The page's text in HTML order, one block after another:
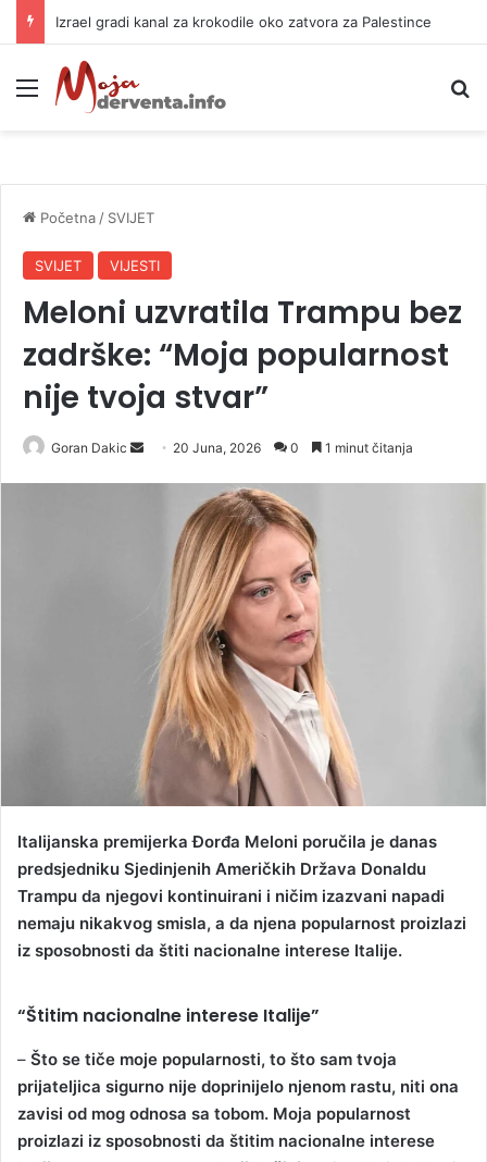
Izrael gradi kanal za krokodile oko zatvora za Palestince
Meni
Početna / SVIJET
SVIJET VIJESTI
Meloni uzvratila Trampu bez
zadrške: “Moja popularnost
nije tvoja stvar”
Goran Dakic 20 Juna, 2026 0 1 minut čitanja
Italijanska premijerka Đorđa Meloni poručila je danas
predsjedniku Sjedinjenih Američkih Država Donaldu
Trampu da njegovi kontinuirani i ničim izazvani napadi
nemaju nikakvog smisla, a da njena popularnost proizlazi
iz sposobnosti da štiti nacionalne interese Italije.
“Štitim nacionalne interese Italije”
– Što se tiče moje popularnosti, to što sam tvoja
prijateljica sigurno nije doprinijelo njenom rastu, niti ona
zavisi od mog odnosa sa tobom. Moja popularnost
proizlazi iz sposobnosti da štitim nacionalne interese